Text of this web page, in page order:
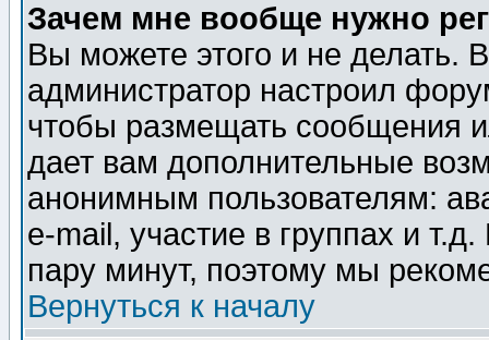
Зачем мне вообще нужно
Вы можете этого и не делать.
администратор настроил
чтобы размещать сообщения
дает вам дополнительные
анонимным пользователям:
e-mail, участие в группах и
пару минут, поэтому мы
Вернуться к началу